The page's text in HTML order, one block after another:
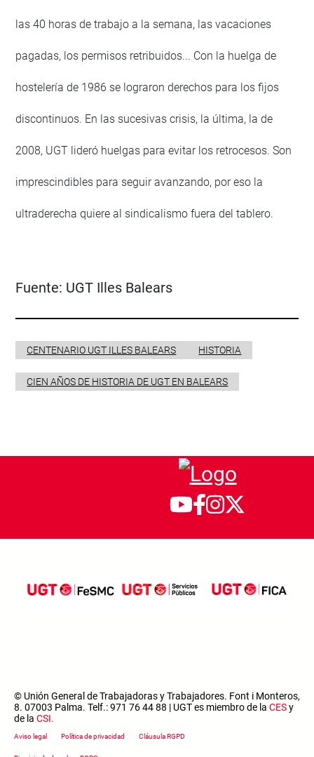
las 40 horas de trabajo a la semana, las vacaciones
pagadas, los permisos retribuidos... Con la huelga de
hostelería de 1986 se lograron derechos para los fijos
discontinuos. En las sucesivas crisis, la última, la de
2008, UGT lideró huelgas para evitar los retrocesos. Son
imprescindibles para seguir avanzando, por eso la
ultraderecha quiere al sindicalismo fuera del tablero.
Fuente: UGT Illes Balears
CENTENARIO UGT ILLES BALEARS HISTORIA
CIEN AÑOS DE HISTORIA DE UGT EN BALEARS
© Unión General de Trabajadoras y Trabajadores. Font i Monteros,
8. 07003 Palma. Telf.: 971 76 44 88 | UGT es miembro de la CESy
de la CSI.
Footer menu
Aviso legal Política de privacidad Cláusula RGPD